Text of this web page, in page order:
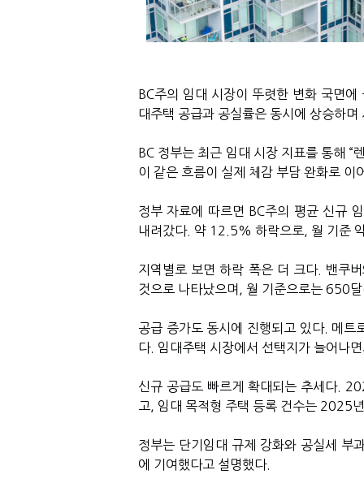
BC주의 임대 시장이 뚜렷한 변화 국면
대주택 공급과 공실률은 동시에 상승하
BC 정부는 최근 임대 시장 지표를 통해 “
이 같은 흐름이 실제 체감 부담 완화로
정부 자료에 따르면 BC주의 평균 신
내려갔다. 약 12.5% 하락으로, 월 기준
지역별로 보면 하락 폭은 더 크다. 밴쿠
것으로 나타났으며, 월 기준으로는 650
공급 증가도 동시에 진행되고 있다. 메
다. 임대주택 시장에서 선택지가 늘어나
신규 공급도 빠르게 확대되는 추세다.
고, 임대 목적형 주택 등록 건수는 2025
정부는 단기임대 규제 강화와 공실세 부
에 기여했다고 설명했다.